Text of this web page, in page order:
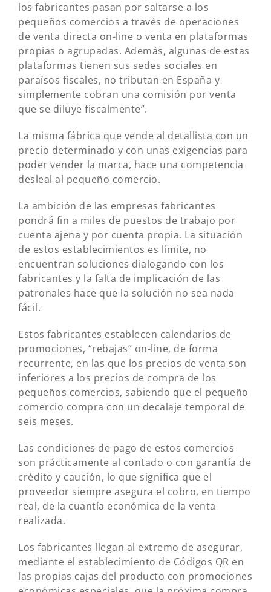
los fabricantes pasan por saltarse a los
pequeños comercios a través de operaciones
de venta directa on-line o venta en plataformas
propias o agrupadas. Además, algunas de estas
plataformas tienen sus sedes sociales en
paraísos fiscales, no tributan en España y
simplemente cobran una comisión por venta
que se diluye fiscalmente”.
La misma fábrica que vende al detallista con un
precio determinado y con unas exigencias para
poder vender la marca, hace una competencia
desleal al pequeño comercio.
La ambición de las empresas fabricantes
pondrá fin a miles de puestos de trabajo por
cuenta ajena y por cuenta propia. La situación
de estos establecimientos es límite, no
encuentran soluciones dialogando con los
fabricantes y la falta de implicación de las
patronales hace que la solución no sea nada
fácil.
Estos fabricantes establecen calendarios de
promociones, “rebajas” on-line, de forma
recurrente, en las que los precios de venta son
inferiores a los precios de compra de los
pequeños comercios, sabiendo que el pequeño
comercio compra con un decalaje temporal de
seis meses.
Las condiciones de pago de estos comercios
son prácticamente al contado o con garantía de
crédito y caución, lo que significa que el
proveedor siempre asegura el cobro, en tiempo
real, de la cuantía económica de la venta
realizada.
Los fabricantes llegan al extremo de asegurar,
mediante el establecimiento de Códigos QR en
las propias cajas del producto con promociones